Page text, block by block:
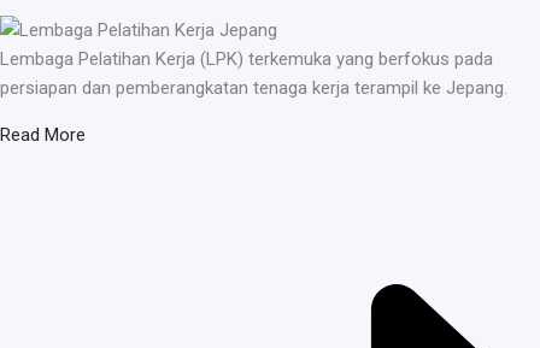
Lembaga Pelatihan Kerja (LPK) terkemuka yang berfokus pada
persiapan dan pemberangkatan tenaga kerja terampil ke Jepang.
Read More